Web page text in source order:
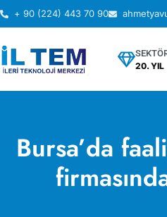
+ 90 (224) 443 70 90
20. YIL
Bursa’da